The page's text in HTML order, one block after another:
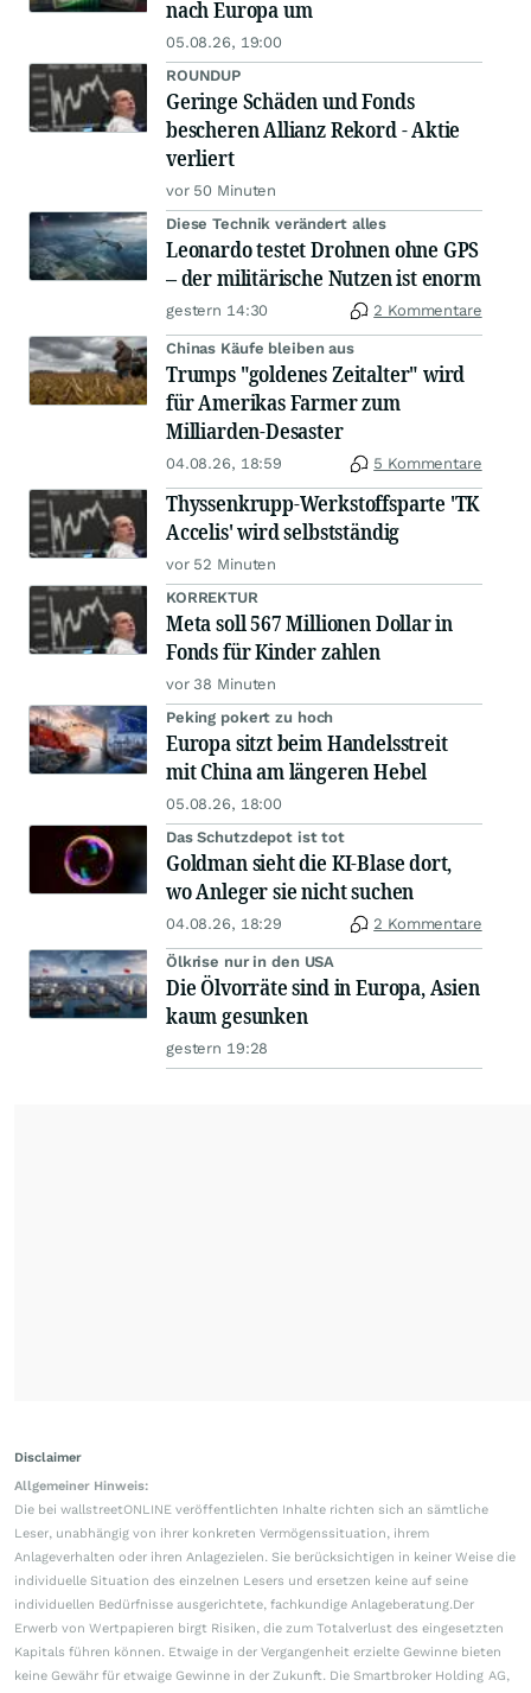
nach Europa um
05.08.26, 19:00
ROUNDUP
Geringe Schäden und Fonds
bescheren Allianz Rekord - Aktie
verliert
vor 50 Minuten
Diese Technik verändert alles
Leonardo testet Drohnen ohne GPS
– der militärische Nutzen ist enorm
gestern 14:30 2 Kommentare
Chinas Käufe bleiben aus
Trumps "goldenes Zeitalter" wird
für Amerikas Farmer zum
Milliarden-Desaster
04.08.26, 18:59 5 Kommentare
Thyssenkrupp-Werkstoffsparte 'TK
Accelis' wird selbstständig
vor 52 Minuten
KORREKTUR
Meta soll 567 Millionen Dollar in
Fonds für Kinder zahlen
vor 38 Minuten
Peking pokert zu hoch
Europa sitzt beim Handelsstreit
mit China am längeren Hebel
05.08.26, 18:00
Das Schutzdepot ist tot
Goldman sieht die KI-Blase dort,
wo Anleger sie nicht suchen
04.08.26, 18:29 2 Kommentare
Ölkrise nur in den USA
Die Ölvorräte sind in Europa, Asien
kaum gesunken
gestern 19:28
Disclaimer
Allgemeiner Hinweis:
Die bei wallstreetONLINE veröffentlichten Inhalte richten sich an sämtliche
Leser, unabhängig von ihrer konkreten Vermögenssituation, ihrem
Anlageverhalten oder ihren Anlagezielen. Sie berücksichtigen in keiner Weise die
individuelle Situation des einzelnen Lesers und ersetzen keine auf seine
individuellen Bedürfnisse ausgerichtete, fachkundige Anlageberatung.Der
Erwerb von Wertpapieren birgt Risiken, die zum Totalverlust des eingesetzten
Kapitals führen können. Etwaige in der Vergangenheit erzielte Gewinne bieten
keine Gewähr für etwaige Gewinne in der Zukunft. Die Smartbroker Holding AG,